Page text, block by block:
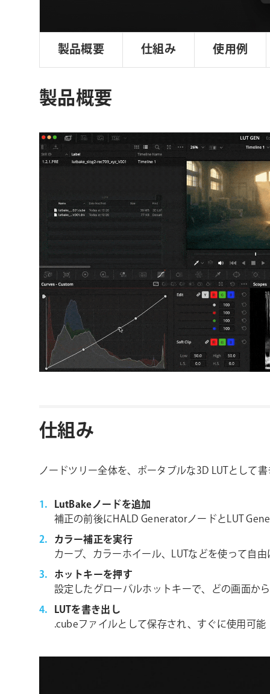
製品概要 仕組み 使用例
製品概要
仕組み
ノードツリー全体を、ポータブルな3D LUTとして
LutBakeノードを追加
補正の前後にHALD GeneratorノードとLUT
カラー補正を実行
カーブ、カラーホイール、LUTなどを使って自
ホットキーを押す
設定したグローバルホットキーで、どの画面か
LUTを書き出し
.cubeファイルとして保存され、すぐに使用可